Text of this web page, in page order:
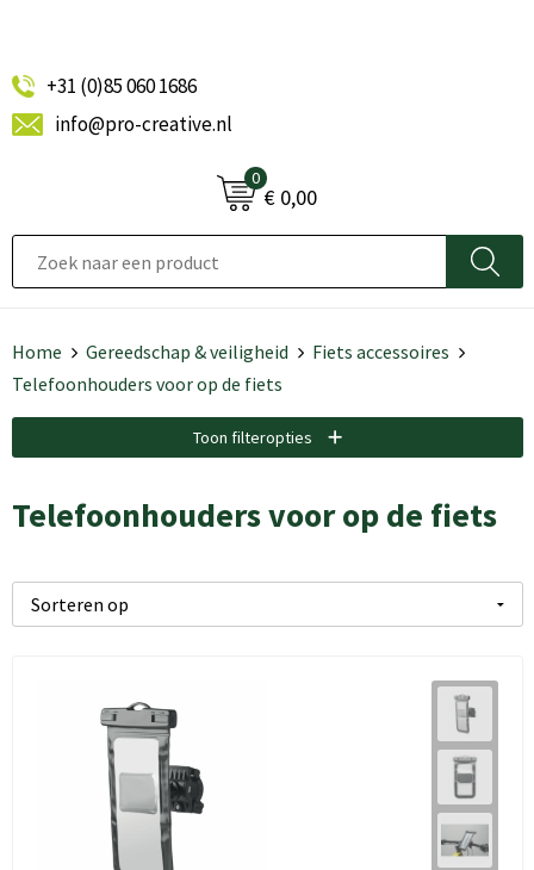
+31 (0)85 060 1686
info@pro-creative.nl
0
€ 0,00
Home Gereedschap & veiligheid
Fiets accessoires
Telefoonhouders voor op de fiets
Toon filteropties
Telefoonhouders voor op de fiets